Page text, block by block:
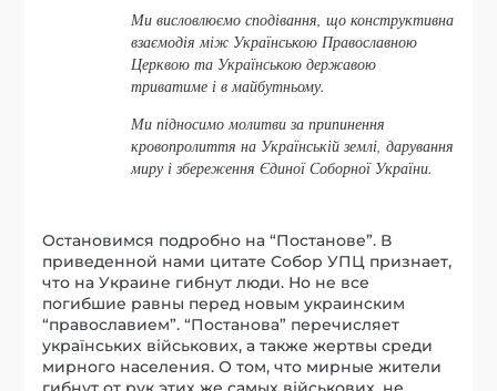
Ми висловлюємо сподівання, що конструктивна
взаємодія між Українською Православною
Церквою та Українською державою
триватиме і в майбутньому.
Ми підносимо молитви за припинення
кровопролиття на Українській землі, дарування
миру і збереження Єдиної Соборної України.
Остановимся подробно на “Постанове”. В
приведенной нами цитате Собор УПЦ признает,
что на Украине гибнут люди. Но не все
погибшие равны перед новым украинским
“православием”. “Постанова” перечисляет
українських військових, а также жертвы среди
мирного населения. О том, что мирные жители